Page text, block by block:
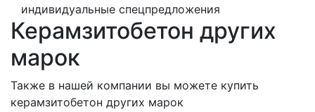
индивидуальные спецпредложения
Керамзитобетон других
марок
Также в нашей компании вы можете купить
керамзитобетон других марок